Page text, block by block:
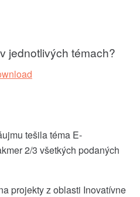
jednotlivých témach?
tešila téma E-
2/3 všetkých podaných
projekty z oblasti Inovatívne